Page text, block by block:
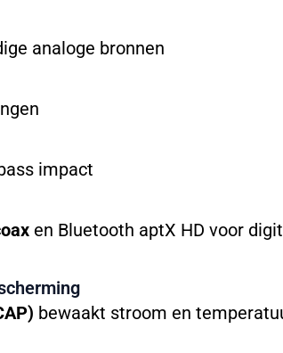
analoge bronnen
impact
en Bluetooth aptX HD voor
bewaakt stroom en